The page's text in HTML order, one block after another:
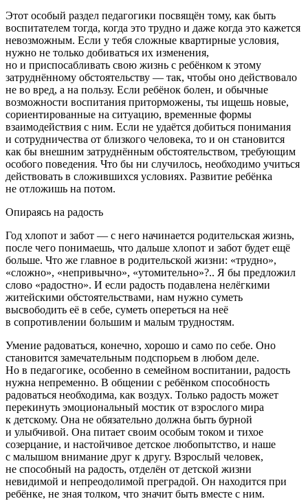
Этот особый раздел педагогики посвящён тому, как быть
воспитателем тогда, когда это трудно и даже когда это кажется
невозможным. Если у тебя сложные квартирные условия,
нужно не только добиваться их изменения,
но и приспосабливать свою жизнь с ребёнком к этому
затруднённому обстоятельству — так, чтобы оно действовало
не во вред, а на пользу. Если ребёнок болен, и обычные
возможности воспитания приторможены, ты ищешь новые,
сориентированные на ситуацию, временные формы
взаимодействия с ним. Если не удаётся добиться понимания
и сотрудничества от близкого человека, то и он становится
как бы внешним затруднённым обстоятельством, требующим
особого поведения. Что бы ни случилось, необходимо учиться
действовать в сложившихся условиях. Развитие ребёнка
не отложишь на потом.
Опираясь на радость
Год хлопот и забот — с него начинается родительская жизнь,
после чего понимаешь, что дальше хлопот и забот будет ещё
больше. Что же главное в родительской жизни: «трудно»,
«сложно», «непривычно», «утомительно»?.. Я бы предложил
слово «радостно». И если радость подавлена нелёгкими
житейскими обстоятельствами, нам нужно суметь
высвободить её в себе, суметь опереться на неё
в сопротивлении большим и малым трудностям.
Умение радоваться, конечно, хорошо и само по себе. Оно
становится замечательным подспорьем в любом деле.
Но в педагогике, особенно в семейном воспитании, радость
нужна непременно. В общении с ребёнком способность
радоваться необходима, как воздух. Только радость может
перекинуть эмоциональный мостик от взрослого мира
к детскому. Она не обязательно должна быть бурной
и улыбчивой. Она питает своим особым током и тихое
созерцание, и настойчивое детское любопытство, и наше
с малышом внимание друг к другу. Взрослый человек,
не способный на радость, отделён от детской жизни
невидимой и непреодолимой преградой. Он находится при
ребёнке, не зная толком, что значит быть вместе с ним.